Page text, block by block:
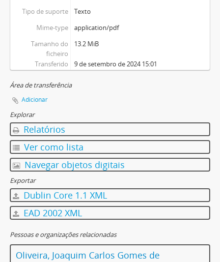
Tipo de suporte
Texto
Mime-type
application/pdf
Tamanho do
ficheiro
13.2 MiB
Transferido 9 de setembro de 2024 15:01
Área de transferência
Adicionar
Explorar
Relatórios
Ver como lista
Navegar objetos digitais
Exportar
Dublin Core 1.1 XML
EAD 2002 XML
Pessoas e organizações relacionadas
Oliveira, Joaquim Carlos Gomes de